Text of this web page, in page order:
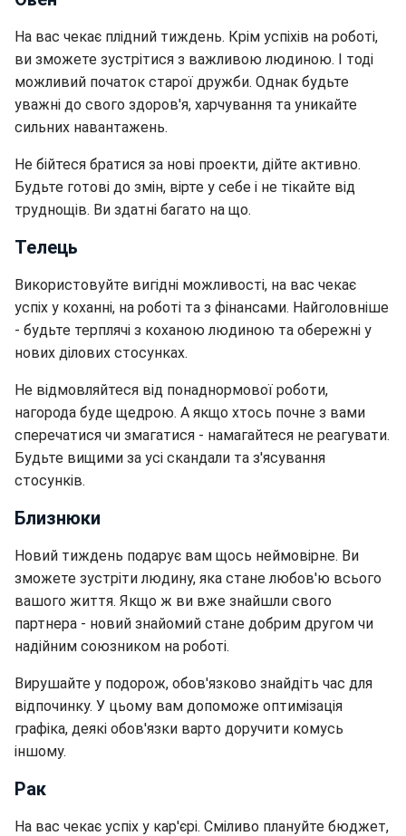
На вас чекає плідний тиждень. Крім успіхів на роботі,
ви зможете зустрітися з важливою людиною. І тоді
можливий початок старої дружби. Однак будьте
уважні до свого здоров'я, харчування та уникайте
сильних навантажень.
Не бійтеся братися за нові проекти, дійте активно.
Будьте готові до змін, вірте у себе і не тікайте від
труднощів. Ви здатні багато на що.
Телець
Використовуйте вигідні можливості, на вас чекає
успіх у коханні, на роботі та з фінансами. Найголовніше
- будьте терплячі з коханою людиною та обережні у
нових ділових стосунках.
Не відмовляйтеся від понаднормової роботи,
нагорода буде щедрою. А якщо хтось почне з вами
сперечатися чи змагатися - намагайтеся не реагувати.
Будьте вищими за усі скандали та з'ясування
стосунків.
Близнюки
Новий тиждень подарує вам щось неймовірне. Ви
зможете зустріти людину, яка стане любов'ю всього
вашого життя. Якщо ж ви вже знайшли свого
партнера - новий знайомий стане добрим другом чи
надійним союзником на роботі.
Вирушайте у подорож, обов'язково знайдіть час для
відпочинку. У цьому вам допоможе оптимізація
графіка, деякі обов'язки варто доручити комусь
іншому.
Рак
На вас чекає успіх у кар'єрі. Сміливо плануйте бюджет,